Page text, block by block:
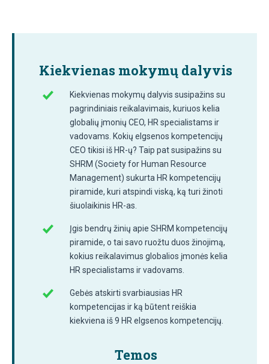
Kiekvienas mokymų dalyvis
Kiekvienas mokymų dalyvis susipažins su
pagrindiniais reikalavimais, kuriuos kelia
globalių įmonių CEO, HR specialistams ir
vadovams. Kokių elgsenos kompetencijų
CEO tikisi iš HR-ų? Taip pat susipažins su
SHRM (Society for Human Resource
Management) sukurta HR kompetencijų
piramide, kuri atspindi viską, ką turi žinoti
šiuolaikinis HR-as.
Įgis bendrų žinių apie SHRM kompetencijų
piramide, o tai savo ruožtu duos žinojimą,
kokius reikalavimus globalios įmonės kelia
HR specialistams ir vadovams.
Gebės atskirti svarbiausias HR
kompetencijas ir ką būtent reiškia
kiekviena iš 9 HR elgsenos kompetencijų.
Temos